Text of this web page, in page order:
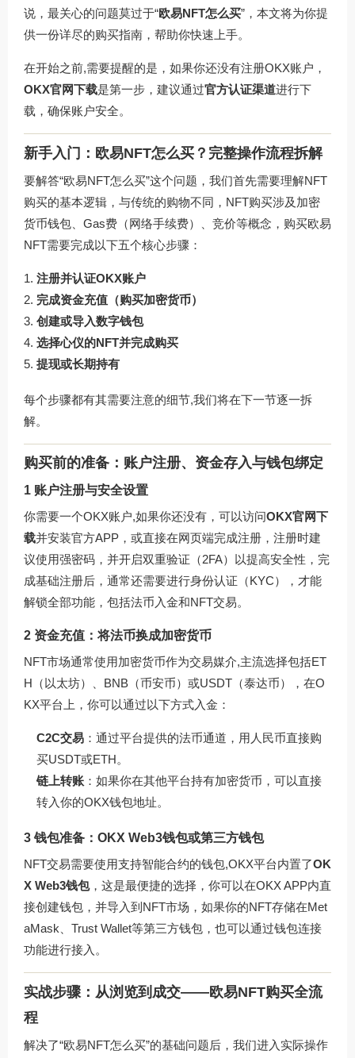
说，最关心的问题莫过于“欧易NFT怎么买”，本文将为你提
供一份详尽的购买指南，帮助你快速上手。
在开始之前,需要提醒的是，如果你还没有注册OKX账户，
OKX官网下载是第一步，建议通过官方认证渠道进行下
载，确保账户安全。
新手入门：欧易NFT怎么买？完整操作流程拆解
要解答“欧易NFT怎么买”这个问题，我们首先需要理解NFT
购买的基本逻辑，与传统的购物不同，NFT购买涉及加密
货币钱包、Gas费（网络手续费）、竞价等概念，购买欧易
NFT需要完成以下五个核心步骤：
注册并认证OKX账户
完成资金充值（购买加密货币）
创建或导入数字钱包
选择心仪的NFT并完成购买
提现或长期持有
每个步骤都有其需要注意的细节,我们将在下一节逐一拆
解。
购买前的准备：账户注册、资金存入与钱包绑定
1 账户注册与安全设置
你需要一个OKX账户,如果你还没有，可以访问OKX官网下
载并安装官方APP，或直接在网页端完成注册，注册时建
议使用强密码，并开启双重验证（2FA）以提高安全性，完
成基础注册后，通常还需要进行身份认证（KYC），才能
解锁全部功能，包括法币入金和NFT交易。
2 资金充值：将法币换成加密货币
NFT市场通常使用加密货币作为交易媒介,主流选择包括ET
H（以太坊）、BNB（币安币）或USDT（泰达币），在O
KX平台上，你可以通过以下方式入金：
C2C交易 ：通过平台提供的法币通道，用人民币直接购
买USDT或ETH。
链上转账 ：如果你在其他平台持有加密货币，可以直接
转入你的OKX钱包地址。
3 钱包准备：OKX Web3钱包或第三方钱包
NFT交易需要使用支持智能合约的钱包,OKX平台内置了OK
X Web3钱包，这是最便捷的选择，你可以在OKX APP内直
接创建钱包，并导入到NFT市场，如果你的NFT存储在Met
aMask、Trust Wallet等第三方钱包，也可以通过钱包连接
功能进行接入。
实战步骤：从浏览到成交——欧易NFT购买全流
程
解决了“欧易NFT怎么买”的基础问题后，我们进入实际操作